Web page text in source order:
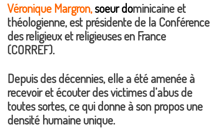
Véronique Margron,soeurdominicaine et
théologienne, est présidente de la Conférence
des religieux et religieuses en France
(CORREF).
Depuis des décennies, elle a été amenée à
recevoir et écouter des victimes d’abus de
toutes sortes, ce qui donne à son propos une
densité humaine unique.